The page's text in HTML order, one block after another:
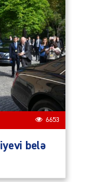
6653
belə